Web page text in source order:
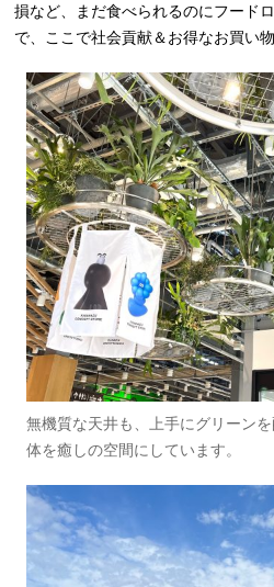
損など、まだ食べられるのにフード
で、ここで社会貢献＆お得なお買い物
無機質な天井も、上手にグリーン
体を癒しの空間にしています。